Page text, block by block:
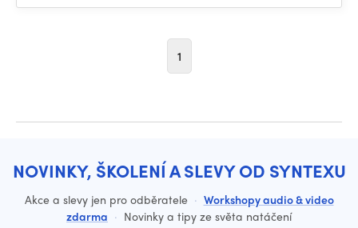
1
NOVINKY, ŠKOLENÍ A SLEVY OD SYNTEXU
Akce a slevy jen pro odběratele · Workshopy audio & video
zdarma · Novinky a tipy ze světa natáčení